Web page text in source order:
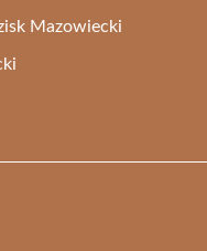
Mazowiecki